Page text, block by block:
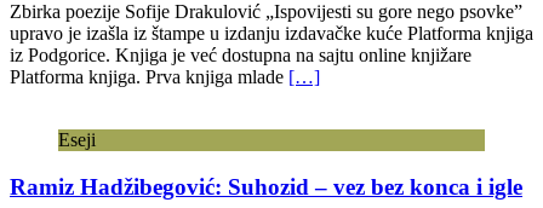
Zbirka poezije Sofije Drakulović „Ispovijesti su gore nego psovke”
upravo je izašla iz štampe u izdanju izdavačke kuće Platforma knjiga
iz Podgorice. Knjiga je već dostupna na sajtu online knjižare
Platforma knjiga. Prva knjiga mlade […]
Eseji
Ramiz Hadžibegović: Suhozid – vez bez konca i igle